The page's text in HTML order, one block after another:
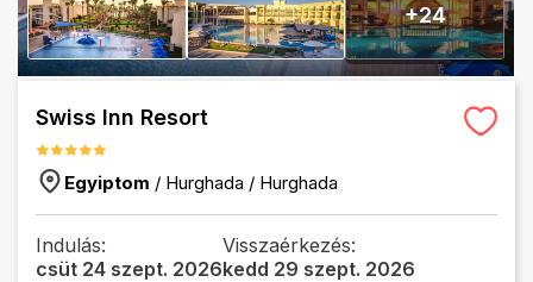
+24
Swiss Inn Resort
Egyiptom / Hurghada / Hurghada
Indulás:
csüt 24 szept. 2026
Visszaérkezés:
kedd 29 szept. 2026